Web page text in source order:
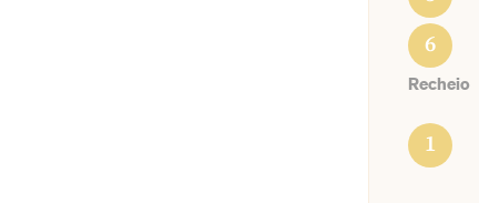
Recheio